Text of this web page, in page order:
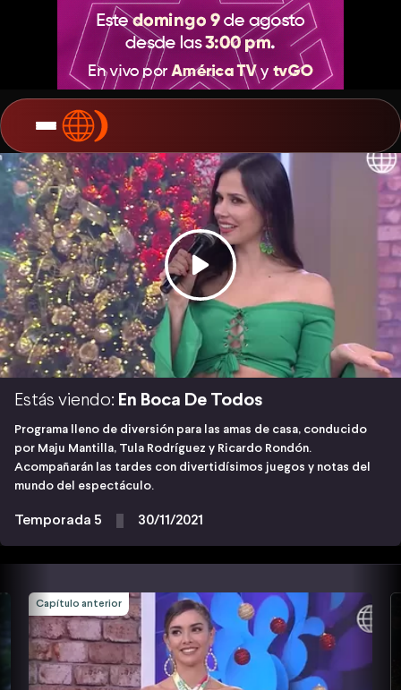
Estás viendo: En Boca De Todos
Programa lleno de diversión para las amas de casa, conducido
por Maju Mantilla, Tula Rodríguez y Ricardo Rondón.
Acompañarán las tardes con divertidísimos juegos y notas del
mundo del espectáculo.
Temporada 5 30/11/2021
Capítulo anterior